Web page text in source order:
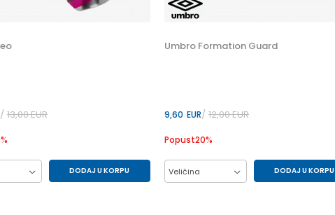
13,00EUR
%
DODAJ U KORPU
Umbro Formation Guard
9,60 EUR 12,00EUR
Popust20%
Veličina DODAJ U KORPU